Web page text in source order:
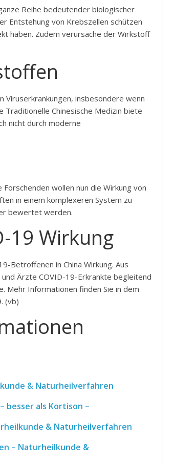
Reihe bedeutender biologischer
Entstehung von Krebszellen schützen
haben. Zudem verursache der Wirkstoff
Viruserkrankungen, insbesondere wenn
Chinesische Medizin biete
nicht durch moderne
wollen nun die Wirkung von
in einem komplexeren System zu
bewertet werden.
19 Wirkung
Betroffenen in China Wirkung. Aus
Ärzte COVID-19-Erkrankte begleitend
Mehr Informationen finden Sie in dem
(vb)
& Naturheilverfahren
besser als Kortison –
& Naturheilverfahren
– Naturheilkunde &